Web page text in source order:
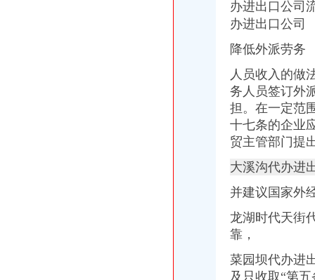
IC包税进出口代理流程【推荐】,进口报关价格/批发报价/生产厂家/参
【临沂进出口公司注册_进出口公司注册流程_进出口公司注册代理】-
【镇江进出口公司注册_进出口公司注册流程_进出口公司注册代理】-
想知道成都进出口退税流程,专业代理公司告诉您-商务-十堰网
[股东会]重庆百货：2010年度第三次临时股东大会会议资料-[中财网]
大信国际物流（上海）有限公司重庆分公司-大信国际物流（上海）有
重庆百货大楼股份有限公司关於预计2015年日常关联交易公告
渝中区海事海商在线律师_渝中区海事海商律师在线免费咨询_华律网
渝中区大坪正街四室两厅豪华大套房_重庆渝中区大坪短租房_游天下
底价办理嘉兴无地址进出口公司注册各类许可证代办-嘉兴58同城
苏州代办进出口,苏州进出口公司办理流程_搜狐财经_搜狐网
办进出口公司
办进出口公司
降低外派劳务
人员收入的做
务人员签订外
担。在一定范
十七条的企业
贸主管部门提
大溪沟代办
并建议国家
龙湖时代天街
靠，
菜园坝代办进
及只收取“第